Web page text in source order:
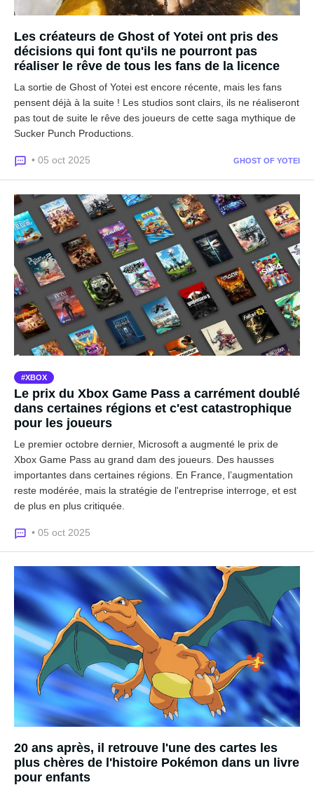
Les créateurs de Ghost of Yotei ont pris des
décisions qui font qu'ils ne pourront pas
réaliser le rêve de tous les fans de la licence
La sortie de Ghost of Yotei est encore récente, mais les fans
pensent déjà à la suite ! Les studios sont clairs, ils ne réaliseront
pas tout de suite le rêve des joueurs de cette saga mythique de
Sucker Punch Productions.
• 05 oct 2025 GHOST OF YOTEI
XBOX
Le prix du Xbox Game Pass a carrément doublé
dans certaines régions et c'est catastrophique
pour les joueurs
Le premier octobre dernier, Microsoft a augmenté le prix de
Xbox Game Pass au grand dam des joueurs. Des hausses
importantes dans certaines régions. En France, l’augmentation
reste modérée, mais la stratégie de l'entreprise interroge, et est
de plus en plus critiquée.
• 05 oct 2025
20 ans après, il retrouve l'une des cartes les
plus chères de l'histoire Pokémon dans un livre
pour enfants